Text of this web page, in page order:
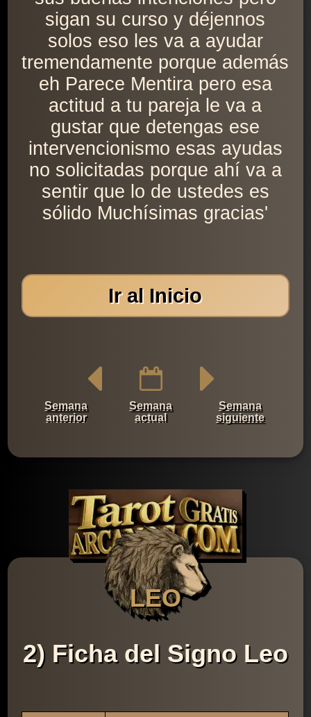
sigan su curso y déjennos
solos eso les va a ayudar
tremendamente porque además
eh Parece Mentira pero esa
actitud a tu pareja le va a
gustar que detengas ese
intervencionismo esas ayudas
no solicitadas porque ahí va a
sentir que lo de ustedes es
sólido Muchísimas gracias'
Ir al Inicio
Semana
anterior
Semana
actual
Semana
siguiente
LEO
2) Ficha del Signo Leo